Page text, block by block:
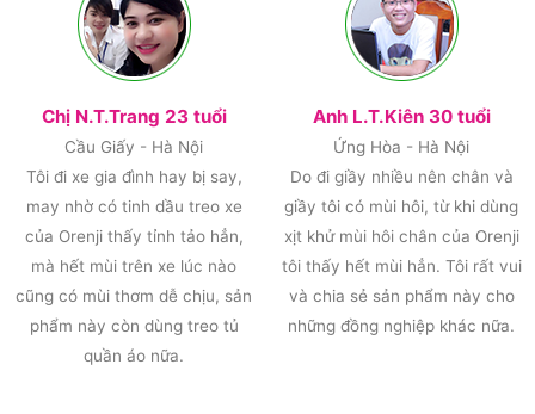
Chị N.T.Trang 23 tuổi
Cầu Giấy - Hà Nội
Tôi đi xe gia đình hay bị say,
may nhờ có tinh dầu treo xe
của Orenji thấy tỉnh tảo hẳn,
mà hết mùi trên xe lúc nào
cũng có mùi thơm dễ chịu, sản
phẩm này còn dùng treo tủ
quần áo nữa.
Anh L.T.Kiên 30 tuổi
Ứng Hòa - Hà Nội
Do đi giầy nhiều nên chân và
giầy tôi có mùi hôi, từ khi dùng
xịt khử mùi hôi chân của Orenji
tôi thấy hết mùi hẳn. Tôi rất vui
và chia sẻ sản phẩm này cho
những đồng nghiệp khác nữa.